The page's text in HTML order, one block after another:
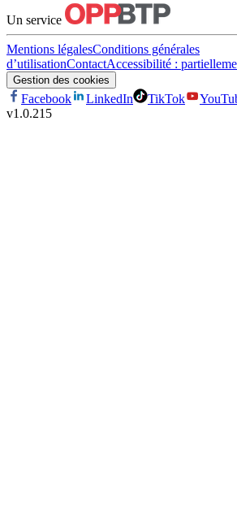
Un service
Mentions légalesConditions générales
d’utilisationContactAccessibilité :
Gestion des cookies
Facebook LinkedIn TikTok
v1.0.215